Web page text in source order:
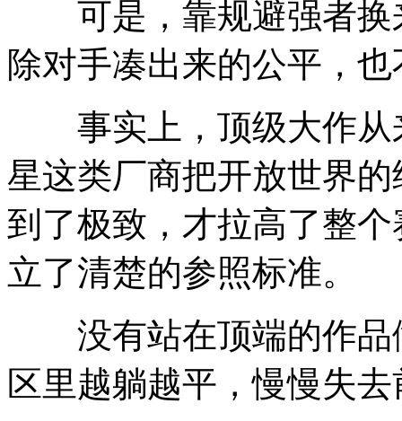
可是，靠规避强者换
除对手凑出来的公平，
事实上，顶级大作从
星这类厂商把开放世界
到了极致，才拉高了整
立了清楚的参照标准。
没有站在顶端的作品
区里越躺越平，慢慢失